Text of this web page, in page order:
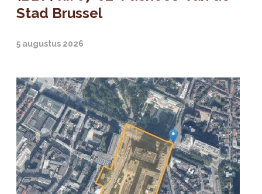
Stad Brussel
5 augustus 2026